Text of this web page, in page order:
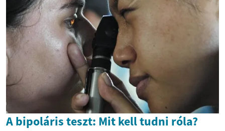
A bipoláris teszt: Mit kell tudni róla?